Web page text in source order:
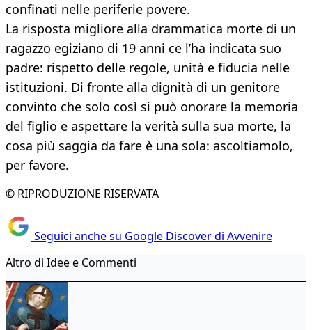
confinati nelle periferie povere.
La risposta migliore alla drammatica morte di un
ragazzo egiziano di 19 anni ce l’ha indicata suo
padre: rispetto delle regole, unità e fiducia nelle
istituzioni. Di fronte alla dignità di un genitore
convinto che solo così si può onorare la memoria
del figlio e aspettare la verità sulla sua morte, la
cosa più saggia da fare è una sola: ascoltiamolo,
per favore.
© RIPRODUZIONE RISERVATA
Seguici anche su Google Discover di Avvenire
Altro di Idee e Commenti